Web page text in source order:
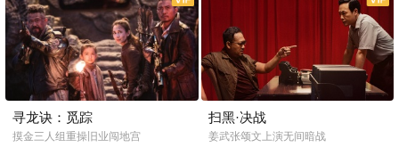
寻龙诀：觅踪
摸金三人组重操旧业闯地宫
扫黑·决战
姜武张颂文上演无间暗战